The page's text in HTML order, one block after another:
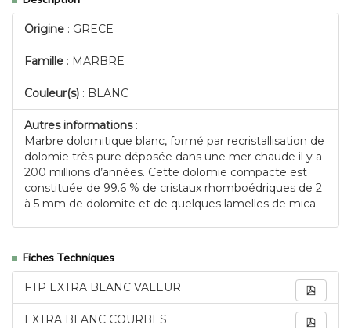
Origine : GRECE
Famille : MARBRE
Couleur(s) : BLANC
Autres informations:
Marbre dolomitique blanc, formé par recristallisation de
dolomie très pure déposée dans une mer chaude il y a
200 millions d’années. Cette dolomie compacte est
constituée de 99.6 % de cristaux rhomboédriques de 2
à 5 mm de dolomite et de quelques lamelles de mica.
Fiches Techniques
FTP EXTRA BLANC VALEUR
EXTRA BLANC COURBES